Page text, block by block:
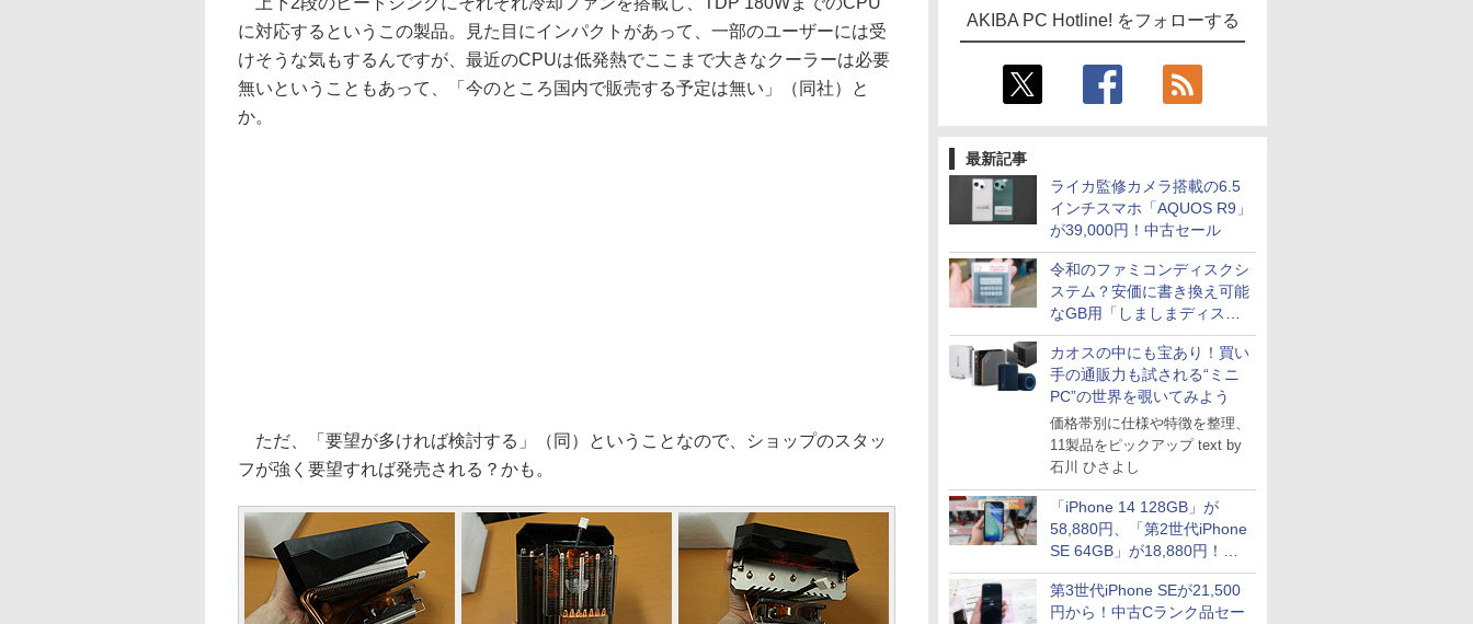
AKIBA PC Hotline! をフォローする
最新記事
ライカ監修カメラ搭載の6.5
インチスマホ「AQUOS R9」
が39,000円！中古セール
令和のファミコンディスクシ
ステム？安価に書き換え可能
なGB用「しましまディスク
システム」
カオスの中にも宝あり！買い
手の通販力も試される“ミニ
PC”の世界を覗いてみよう
価格帯別に仕様や特徴を整理、
11製品をピックアップ text by
石川 ひさよし
「iPhone 14 128GB」が
58,880円、「第2世代iPhone
SE 64GB」が18,880円！中
古Bランク品セール
第3世代iPhone SEが21,500
円から！中古Cランク品セー
に対応するというこの製品。見た目にインパクトがあって、一部のユーザーには受
けそうな気もするんですが、最近のCPUは低発熱でここまで大きなクーラーは必要
無いということもあって、「今のところ国内で販売する予定は無い」（同社）と
か。
ただ、「要望が多ければ検討する」（同）ということなので、ショップのスタッ
フが強く要望すれば発売される？かも。